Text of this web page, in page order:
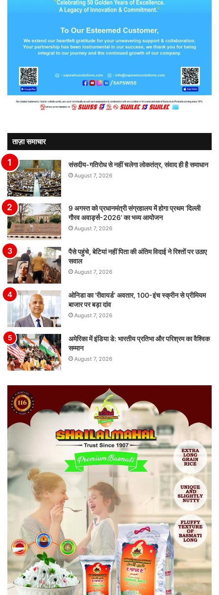
ताज़ा समाचार
संसदीय-गतिरोध से नहीं चलेगा लोकतंत्र, संवाद ही है समाधान
August 7, 2026
9 अगस्त को प्रधानमंत्री संग्रहालय में होगा प्रथम ‘दिल्ली
गौरव अवार्ड्स-2026’ का भव्य आयोजन
August 7, 2026
पैसे पहुंचे, बेटियां नहीं पिता की अंतिम विदाई ने रिश्तों पर उठाए
सवाल
August 7, 2026
ओनिडा का ‘रीवायर्ड’ अवतार, 100-इंच स्क्रीन से प्रीमियम
बाजार पर बड़ा दांव
August 7, 2026
अमेरिका में इंडिया डे: भारतीय प्रतिभा और परिश्रम का वैश्विक
सम्मान
August 7, 2026